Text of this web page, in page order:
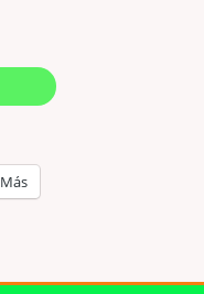
Más